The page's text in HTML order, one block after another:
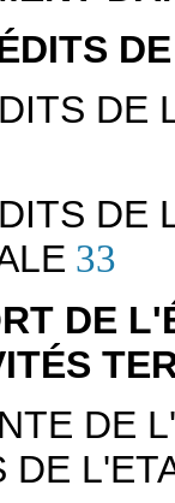
DE
DE
33
DE
DE
DE